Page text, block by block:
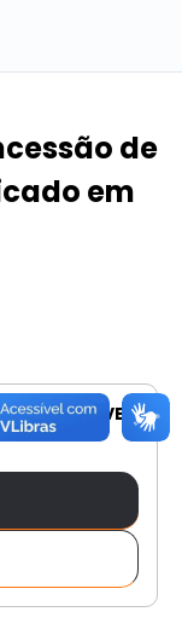
de
em
ADVEB